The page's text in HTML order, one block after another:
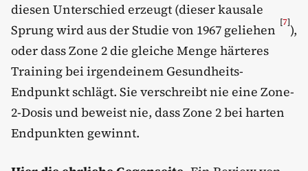
diesen Unterschied erzeugt (dieser kausale
Sprung wird aus der Studie von 1967 geliehen [7]),
oder dass Zone 2 die gleiche Menge härteres
Training bei irgendeinem Gesundheits-
Endpunkt schlägt. Sie verschreibt nie eine Zone-
2-Dosis und beweist nie, dass Zone 2 bei harten
Endpunkten gewinnt.